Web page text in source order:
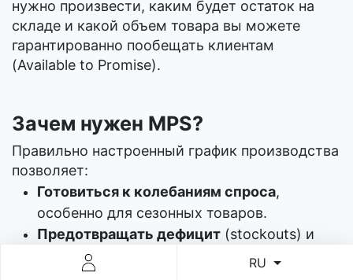
RU
нужно произвести, каким будет остаток на
складе и какой объем товара вы можете
гарантированно пообещать клиентам
(Available to Promise).
Зачем нужен MPS?
Правильно настроенный график производства
позволяет:
Готовиться к колебаниям спроса,
особенно для сезонных товаров.
Предотвращать дефицит (stockouts) и
избыток запасов.
Эффективно управлять затратами